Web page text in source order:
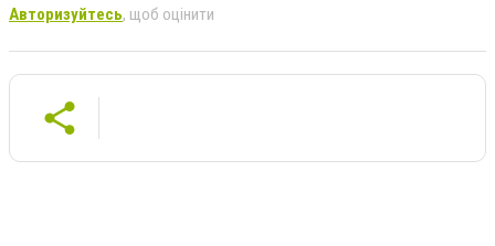
Авторизуйтесь, щоб оцінити